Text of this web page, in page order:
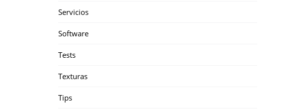
Servicios
Software
Tests
Texturas
Tips